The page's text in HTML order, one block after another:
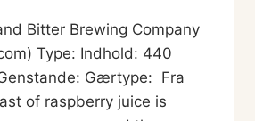
Bitter Brewing Company
Type: Indhold: 440
Gærtype: Fra
of raspberry juice is